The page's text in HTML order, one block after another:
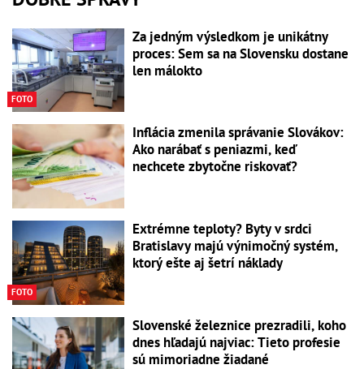
FOTO
Za jedným výsledkom je unikátny
proces: Sem sa na Slovensku dostane
len málokto
Inflácia zmenila správanie Slovákov:
Ako narábať s peniazmi, keď
nechcete zbytočne riskovať?
FOTO
Extrémne teploty? Byty v srdci
Bratislavy majú výnimočný systém,
ktorý ešte aj šetrí náklady
Slovenské železnice prezradili, koho
dnes hľadajú najviac: Tieto profesie
sú mimoriadne žiadané